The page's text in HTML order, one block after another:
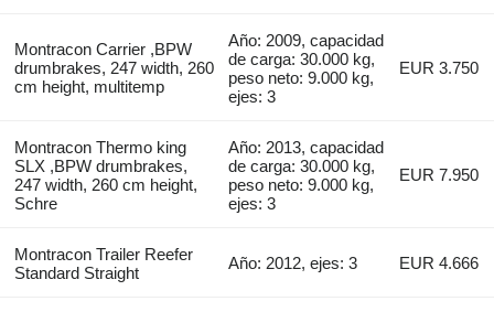
Montracon Carrier ,BPW
drumbrakes, 247 width, 260
cm height, multitemp
Año: 2009, capacidad
de carga: 30.000 kg,
peso neto: 9.000 kg,
ejes: 3
EUR 3.750
Montracon Thermo king
SLX ,BPW drumbrakes,
247 width, 260 cm height,
Schre
Año: 2013, capacidad
de carga: 30.000 kg,
peso neto: 9.000 kg,
ejes: 3
EUR 7.950
Montracon Trailer Reefer
Standard Straight
Año: 2012, ejes: 3 EUR 4.666